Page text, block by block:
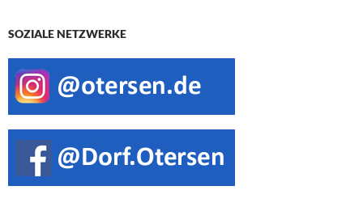
SOZIALE NETZWERKE